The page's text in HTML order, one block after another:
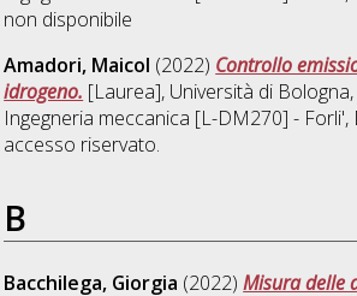
non disponibile
Amadori, Maicol (2022) Controllo
idrogeno. [Laurea], Università di
Ingegneria meccanica [L-DM270] - Forli',
accesso riservato.
B
Bacchilega, Giorgia (2022)Misura delle